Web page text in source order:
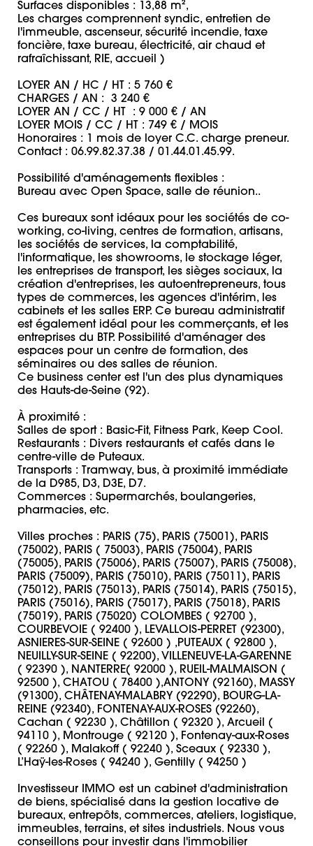
Surfaces disponibles : 13,88 m²,
Les charges comprennent syndic, entretien de
l'immeuble, ascenseur, sécurité incendie, taxe
foncière, taxe bureau, électricité, air chaud et
rafraîchissant, RIE, accueil )
LOYER AN / HC / HT : 5 760 €
CHARGES / AN :  3 240 €
LOYER AN / CC / HT  : 9 000 € / AN
LOYER MOIS / CC / HT : 749 € / MOIS
Honoraires : 1 mois de loyer C.C. charge preneur.
Contact : 06.99.82.37.38 / 01.44.01.45.99.
Possibilité d'aménagements flexibles :
Bureau avec Open Space, salle de réunion..
Ces bureaux sont idéaux pour les sociétés de co-
working, co-living, centres de formation, artisans,
les sociétés de services, la comptabilité,
l'informatique, les showrooms, le stockage léger,
les entreprises de transport, les sièges sociaux, la
création d'entreprises, les autoentrepreneurs, tous
types de commerces, les agences d'intérim, les
cabinets et les salles ERP. Ce bureau administratif
est également idéal pour les commerçants, et les
entreprises du BTP. Possibilité d'aménager des
espaces pour un centre de formation, des
séminaires ou des salles de réunion.
Ce business center est l'un des plus dynamiques
des Hauts-de-Seine (92).
À proximité :
Salles de sport : Basic-Fit, Fitness Park, Keep Cool.
Restaurants : Divers restaurants et cafés dans le
centre-ville de Puteaux.
Transports : Tramway, bus, à proximité immédiate
de la D985, D3, D3E, D7.
Commerces : Supermarchés, boulangeries,
pharmacies, etc.
Villes proches : PARIS (75), PARIS (75001), PARIS
(75002), PARIS ( 75003), PARIS (75004), PARIS
(75005), PARIS (75006), PARIS (75007), PARIS (75008),
PARIS (75009), PARIS (75010), PARIS (75011), PARIS
(75012), PARIS (75013), PARIS (75014), PARIS (75015),
PARIS (75016), PARIS (75017), PARIS (75018), PARIS
(75019), PARIS (75020) COLOMBES ( 92700 ),
COURBEVOIE ( 92400 ), LEVALLOIS-PERRET (92300),
ASNIERES-SUR-SEINE ( 92600 ) ,PUTEAUX ( 92800 ),
NEUILLY-SUR-SEINE ( 92200), VILLENEUVE-LA-GARENNE
( 92390 ), NANTERRE( 92000 ), RUEIL-MALMAISON (
92500 ), CHATOU ( 78400 ),ANTONY (92160), MASSY
(91300), CHÂTENAY-MALABRY (92290), BOURG-LA-
REINE (92340), FONTENAY-AUX-ROSES (92260),
Cachan ( 92230 ), Châtillon ( 92320 ), Arcueil (
94110 ), Montrouge ( 92120 ), Fontenay-aux-Roses
( 92260 ), Malakoff ( 92240 ), Sceaux ( 92330 ),
L’Haÿ-les-Roses ( 94240 ), Gentilly ( 94250 )
Investisseur IMMO est un cabinet d'administration
de biens, spécialisé dans la gestion locative de
bureaux, entrepôts, commerces, ateliers, logistique,
immeubles, terrains, et sites industriels. Nous vous
conseillons pour investir dans l'immobilier